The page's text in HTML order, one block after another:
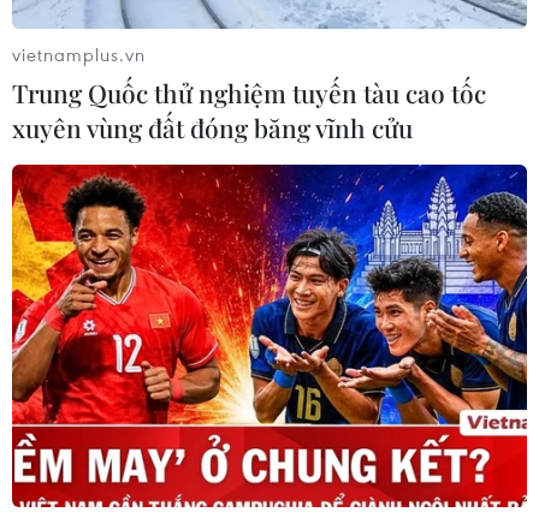
TIN CÙNG CHUYÊN MỤC
An Giang: Cháy lớn ở khu dân cư
khiến 5 căn nhà bị hư hại
06/08/2026 16:12
Tiếp tục đổi mới, nâng cao hiệu quả
công tác cai nghiện ma túy
06/08/2026 15:34
vietnamplus.vn
Trung Quốc thử nghiệm tuyến tàu cao tốc
xuyên vùng đất đóng băng vĩnh cửu